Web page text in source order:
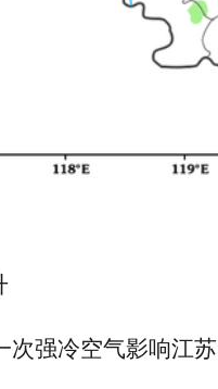
次强冷空气影响江苏